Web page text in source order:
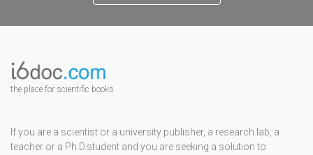
the place for scientific books
If you are a scientist or a university publisher, a research lab, a
teacher or a Ph.D.student and you are seeking a solution to